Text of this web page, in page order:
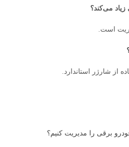
می‌کند؟
است.
از شارژر استاندارد.
برقی را مدیریت کنیم؟